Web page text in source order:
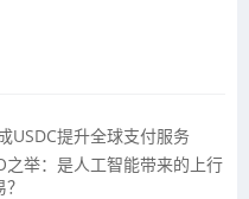
USDC提升全球支付服务
举：是人工智能带来的上行